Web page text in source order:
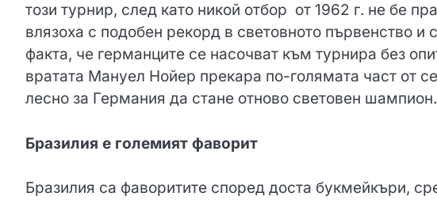
този турнир, след като никой отбор от 1962 г. не бе
влязоха с подобен рекорд в световното първенство
факта, че германците се насочват към турнира без
вратата Мануел Нойер прекара по-голямата част от
лесно за Германия да стане отново световен шампион.
Бразилия е големият фаворит
Бразилия са фаворитите според доста букмейкъри,